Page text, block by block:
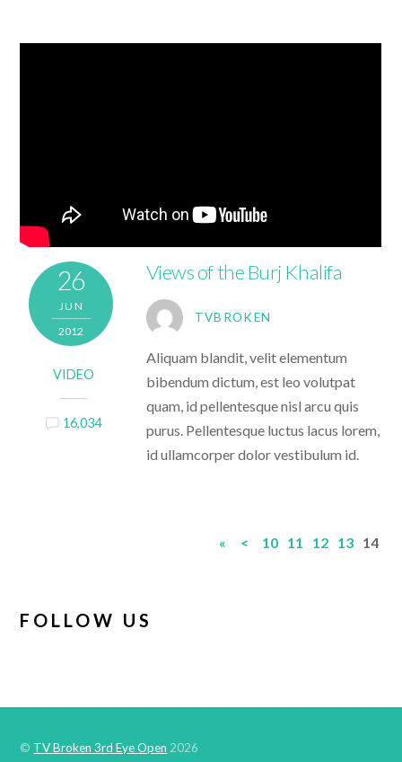
26
JUN
2012
VIDEO
16,034
Views of the Burj Khalifa
TVBROKEN
Aliquam blandit, velit elementum
bibendum dictum, est leo volutpat
quam, id pellentesque nisl arcu quis
purus. Pellentesque luctus lacus lorem,
id ullamcorper dolor vestibulum id.
« < 10 11 12 13 14
FOLLOW US
© TV Broken 3rd Eye Open 2026